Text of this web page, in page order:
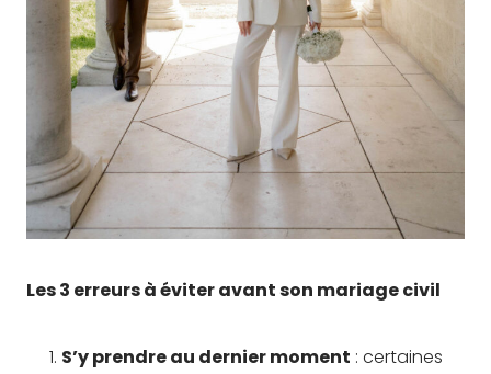
Les 3 erreurs à éviter avant son mariage civil
S’y prendre au dernier moment : certaines